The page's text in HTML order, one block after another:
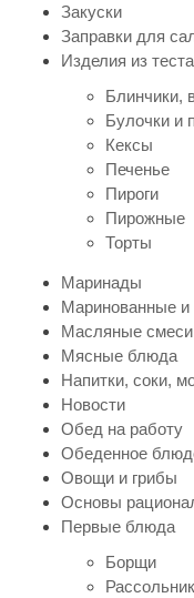
Закуски
Заправки для
Изделия из теста
Блинчики,
Булочки и
Кексы
Печенье
Пироги
Пирожные
Торты
Маринады
Маринованные и
Масляные
Мясные блюда
Напитки, соки,
Новости
Обед на работу
Обеденное
Овощи и грибы
Основы
Первые блюда
Борщи